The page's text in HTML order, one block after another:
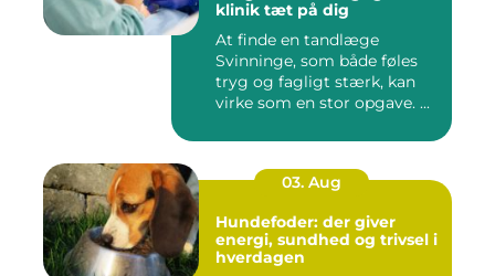
klinik tæt på dig
At finde en tandlæge
Svinninge, som både føles
tryg og fagligt stærk, kan
virke som en stor opgave. ...
03. Aug
Hundefoder: der giver
energi, sundhed og trivsel i
hverdagen